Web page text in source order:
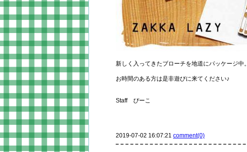
新しく入ってきたブローチを地道にパッケージ中。
お時間のある方は是非遊びに来てください♪
Staff ぴーこ
2019-07-02 16:07:21 comment(0)